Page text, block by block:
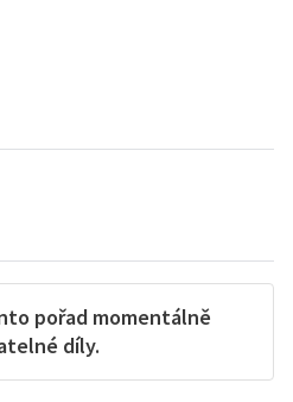
pořad momentálně
díly.